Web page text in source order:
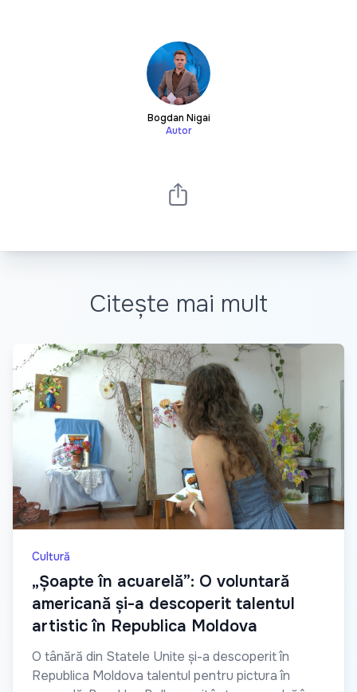
Bogdan Nigai
Autor
Citește mai mult
Cultură
„Șoapte în acuarelă”: O voluntară
americană și-a descoperit talentul
artistic în Republica Moldova
O tânără din Statele Unite și-a descoperit în
Republica Moldova talentul pentru pictura în